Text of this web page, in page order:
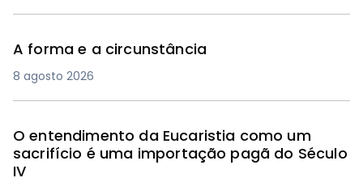
A forma e a circunstância
8 agosto 2026
O entendimento da Eucaristia como um
sacrifício é uma importação pagã do Século
IV